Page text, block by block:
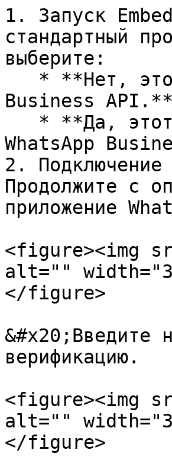
1. Запуск
стандартный
выберите:
Business API.**
WhatsApp
2. Подключение
Продолжите с
приложение
<figure><img
alt=""
</figure>
&#x20;Введите
верификацию.
<figure><img
alt=""
</figure>